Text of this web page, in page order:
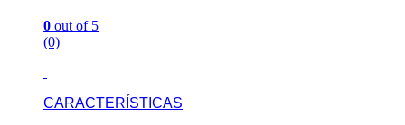
0 out of 5
(0)
CARACTERÍSTICAS